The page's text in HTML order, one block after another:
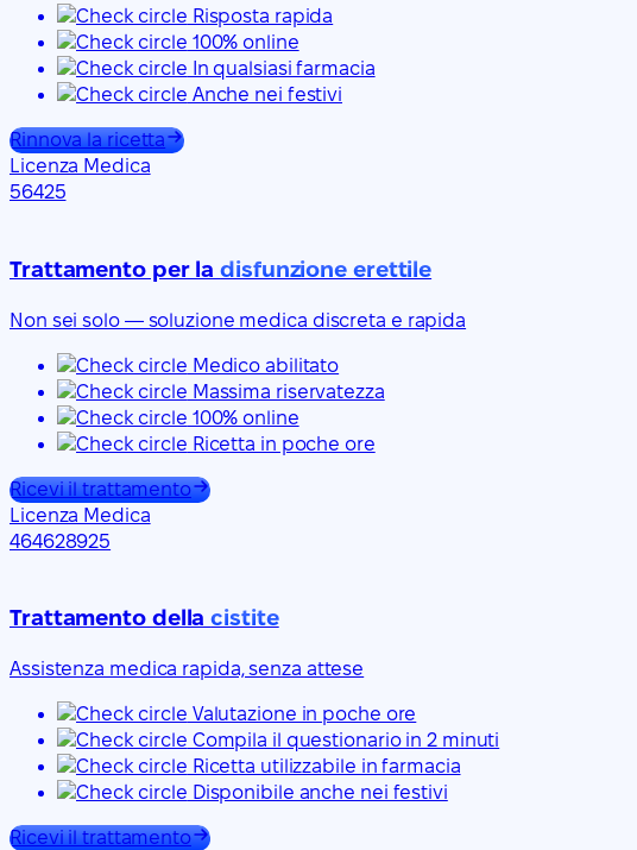
Risposta rapida
100% online
In qualsiasi farmacia
Anche nei festivi
Rinnova la ricetta
Licenza Medica
56425
Trattamento per ladisfunzione erettile
Non sei solo — soluzione medica discreta e rapida
Medico abilitato
Massima riservatezza
100% online
Ricetta in poche ore
Ricevi il trattamento
Licenza Medica
464628925
Trattamento dellacistite
Assistenza medica rapida, senza attese
Valutazione in poche ore
Compila il questionario in 2 minuti
Ricetta utilizzabile in farmacia
Disponibile anche nei festivi
Ricevi il trattamento